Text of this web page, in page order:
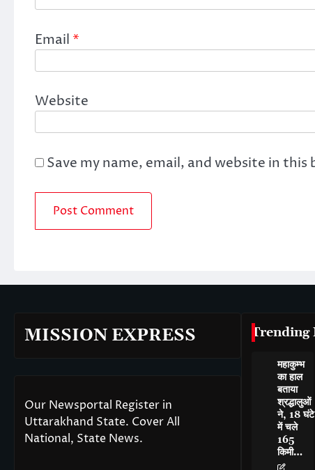
Email *
Website
Save my name, email, and website in
MISSION EXPRESS
Our Newsportal Register in
Uttarakhand State. Cover All
National, State News.
Trending
महाकुम्भ
का हाल
बताया
श्रद्धालुओं
ने, 18 घंटे
में चले
165
किमी…